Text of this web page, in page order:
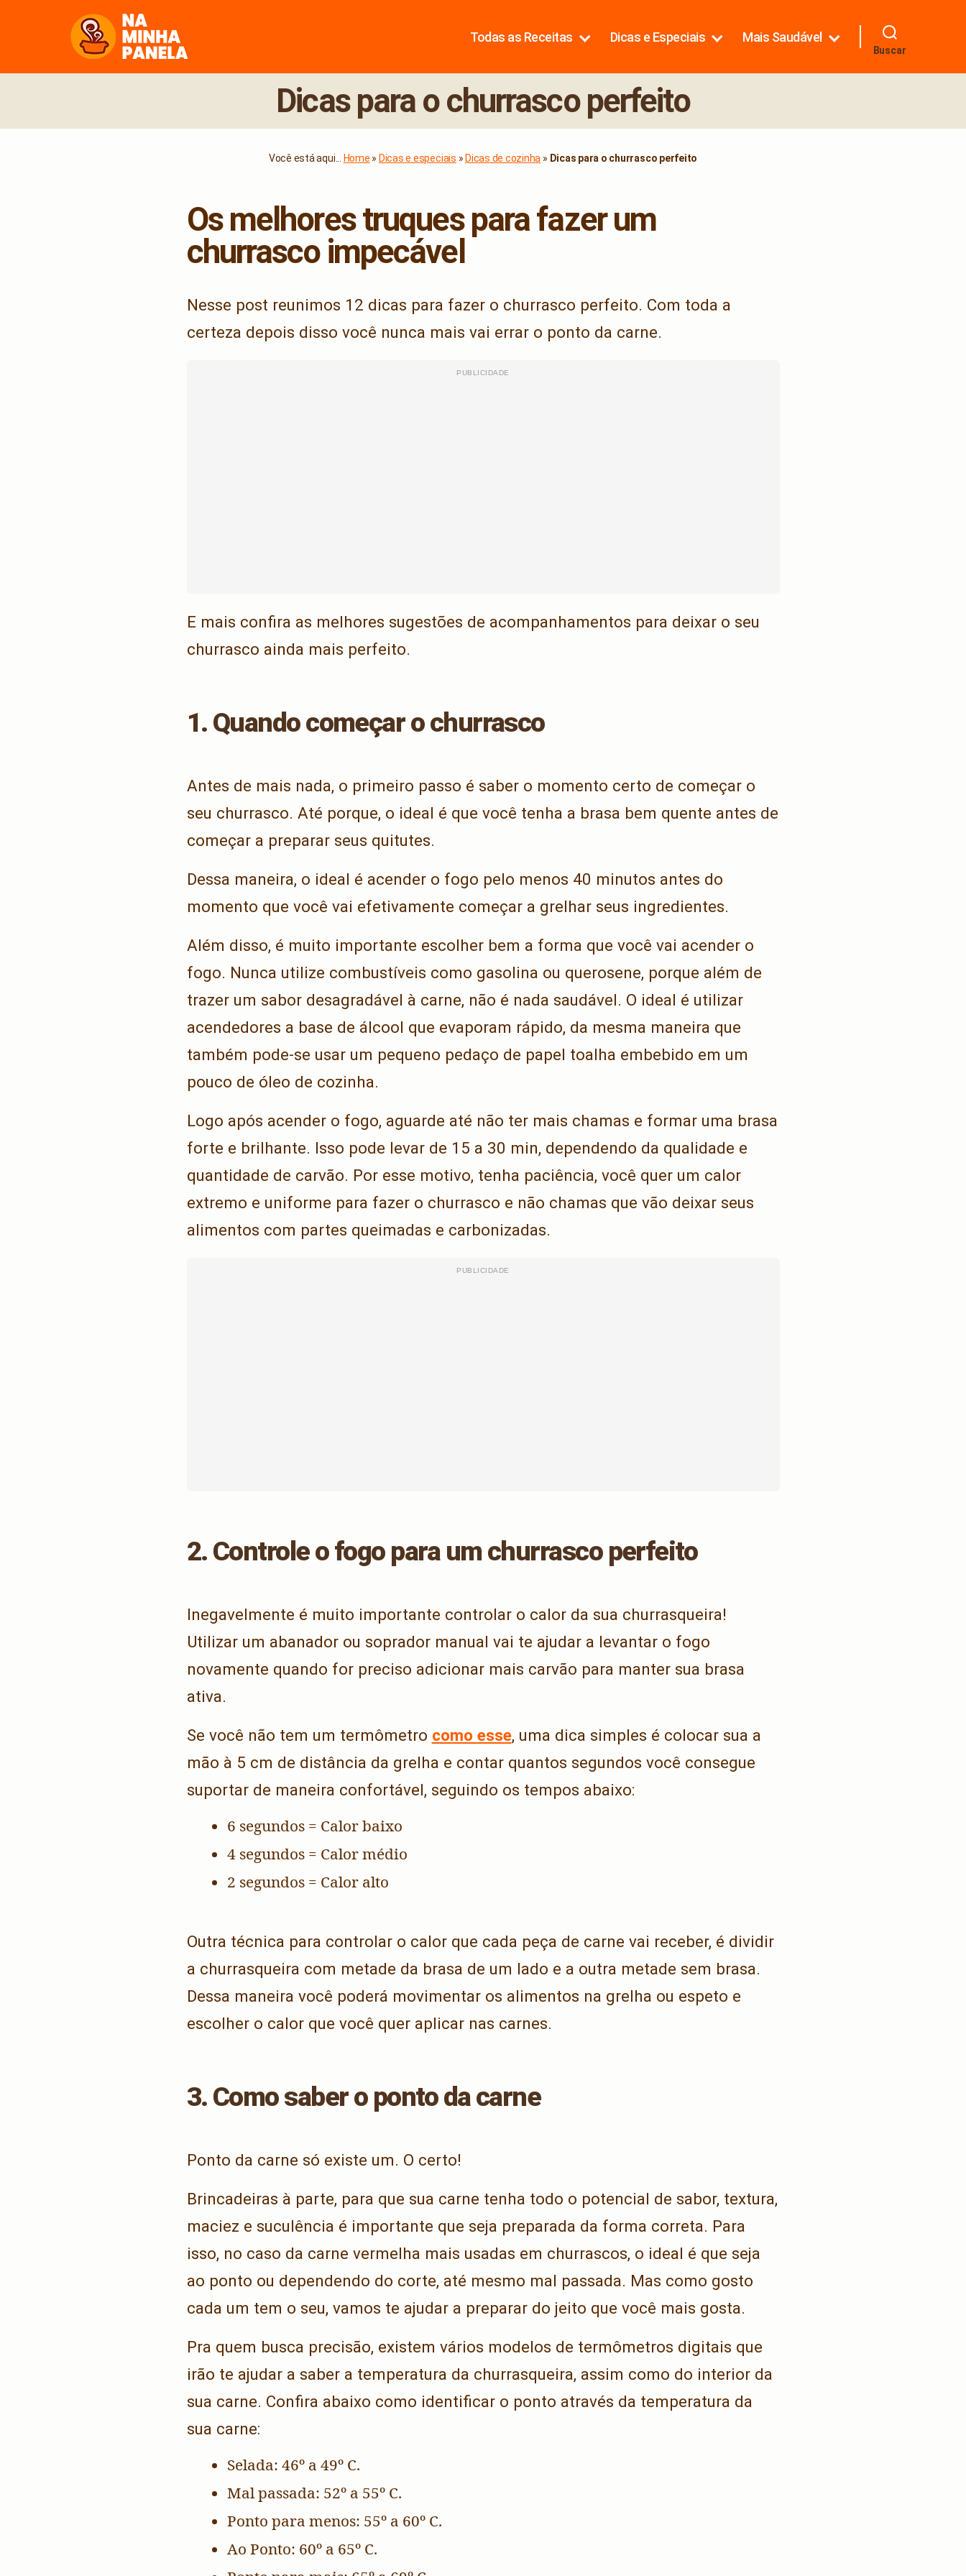
Todas as Receitas Dicas e Especiais Mais Saudável
Buscar
Dicas para o churrasco perfeito
Você está aqui... Home » Dicas e especiais » Dicas de cozinha » Dicas para o churrasco perfeito
Os melhores truques para fazer um
churrasco impecável
Nesse post reunimos 12 dicas para fazer o churrasco perfeito. Com toda a
certeza depois disso você nunca mais vai errar o ponto da carne.
E mais confira as melhores sugestões de acompanhamentos para deixar o seu
churrasco ainda mais perfeito.
1. Quando começar o churrasco
Antes de mais nada, o primeiro passo é saber o momento certo de começar o
seu churrasco. Até porque, o ideal é que você tenha a brasa bem quente antes de
começar a preparar seus quitutes.
Dessa maneira, o ideal é acender o fogo pelo menos 40 minutos antes do
momento que você vai efetivamente começar a grelhar seus ingredientes.
Além disso, é muito importante escolher bem a forma que você vai acender o
fogo. Nunca utilize combustíveis como gasolina ou querosene, porque além de
trazer um sabor desagradável à carne, não é nada saudável. O ideal é utilizar
acendedores a base de álcool que evaporam rápido, da mesma maneira que
também pode-se usar um pequeno pedaço de papel toalha embebido em um
pouco de óleo de cozinha.
Logo após acender o fogo, aguarde até não ter mais chamas e formar uma brasa
forte e brilhante. Isso pode levar de 15 a 30 min, dependendo da qualidade e
quantidade de carvão. Por esse motivo, tenha paciência, você quer um calor
extremo e uniforme para fazer o churrasco e não chamas que vão deixar seus
alimentos com partes queimadas e carbonizadas.
2. Controle o fogo para um churrasco perfeito
Inegavelmente é muito importante controlar o calor da sua churrasqueira!
Utilizar um abanador ou soprador manual vai te ajudar a levantar o fogo
novamente quando for preciso adicionar mais carvão para manter sua brasa
ativa.
Se você não tem um termômetro como esse, uma dica simples é colocar sua a
mão à 5 cm de distância da grelha e contar quantos segundos você consegue
suportar de maneira confortável, seguindo os tempos abaixo:
6 segundos = Calor baixo
4 segundos = Calor médio
2 segundos = Calor alto
Outra técnica para controlar o calor que cada peça de carne vai receber, é dividir
a churrasqueira com metade da brasa de um lado e a outra metade sem brasa.
Dessa maneira você poderá movimentar os alimentos na grelha ou espeto e
escolher o calor que você quer aplicar nas carnes.
3. Como saber o ponto da carne
Ponto da carne só existe um. O certo!
Brincadeiras à parte, para que sua carne tenha todo o potencial de sabor, textura,
maciez e suculência é importante que seja preparada da forma correta. Para
isso, no caso da carne vermelha mais usadas em churrascos, o ideal é que seja
ao ponto ou dependendo do corte, até mesmo mal passada. Mas como gosto
cada um tem o seu, vamos te ajudar a preparar do jeito que você mais gosta.
Pra quem busca precisão, existem vários modelos de termômetros digitais que
irão te ajudar a saber a temperatura da churrasqueira, assim como do interior da
sua carne. Confira abaixo como identificar o ponto através da temperatura da
sua carne:
Selada: 46º a 49º C.
Mal passada: 52º a 55º C.
Ponto para menos: 55º a 60º C.
Ao Ponto: 60º a 65º C.